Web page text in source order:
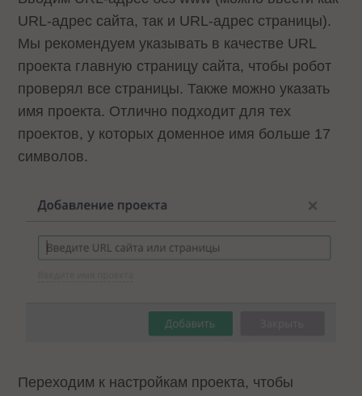
URL-адрес сайта, так и URL-адрес страницы).
Мы рекомендуем указывать в качестве URL
проекта главную страницу сайта, чтобы робот
проверял все страницы. Также можно указать
имя проекта. Отлично подходит для тех
проектов, у которых доменное имя больше 17
символов.
Переходим к настройкам проекта, чтобы